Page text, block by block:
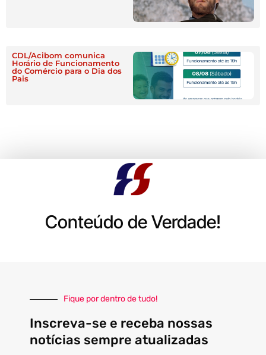
CDL/Acibom comunica
Horário de Funcionamento
do Comércio para o Dia dos
Pais
Conteúdo de Verdade!
Fique por dentro de tudo!
Inscreva-se e receba nossas
notícias sempre atualizadas